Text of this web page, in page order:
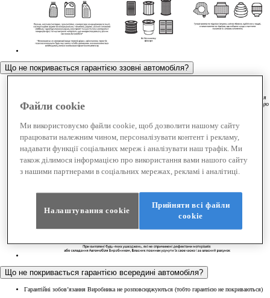
Що не покривається гарантією ззовні автомобіля?
** З повним переліком виключень можна ознайомитись у пункті сервісної книги "Обмеження
гарантійних зобов'язань", яка знаходиться
і надається покупцю
разом з автомобілем при його купівлі.
Що не покривається гарантією всередині автомобіля?
Гарантійні зобов’язання Виробника не розповсюджуються (тобто гарантією не покриваються)
Файли cookie
Ми використовуємо файли cookie, щоб дозволити нашому сайту
працювати належним чином, персоналізувати контент і рекламу,
надавати функції соціальних мереж і аналізувати наш трафік. Ми
також ділимося інформацією про використання вами нашого сайту
з нашими партнерами в соціальних мережах, рекламі і аналітиці.
Налаштування cookie
Прийняти всі файли
сookie